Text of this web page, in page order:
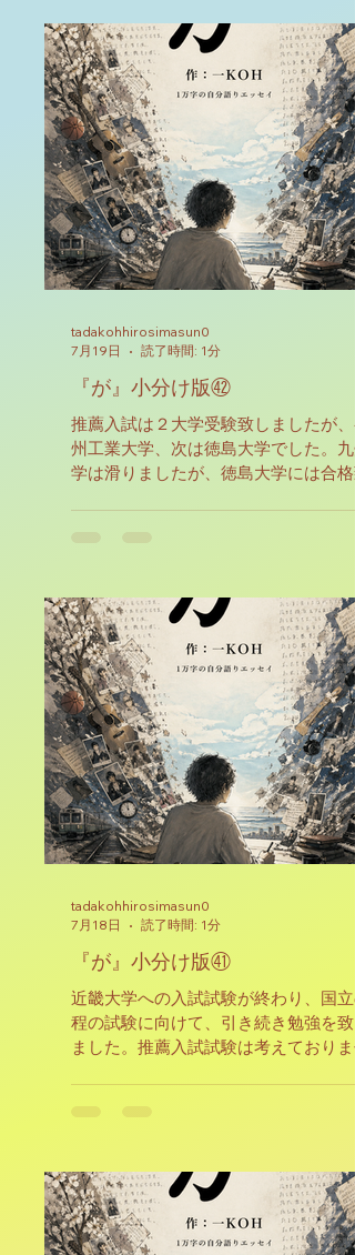
ことに私自身を初め、周りも全く気付
りませんでしたが、よくよく考えると
暮らしぶりであったと反省致しており
分自身を周りが理想とする姿で演じる
現在の私は出来なくなってしまったと
ります。
『が』小分け版㊷
推薦入試は２大学受験致しましたが、
州工業大学、次は徳島大学でした。九
学は滑りましたが、徳島大学には合格
て頑張る、その姿が私自身も好きであ
ので、しっかりと付き合っておりまし
生活３年間は自分自身本来を隠して、
生きてきた３年間であったと振り返っ
じております。
tadakohhirosimasun0
7月19日
読了時間: 1分
『が』小分け版㊶
近畿大学への入試試験が終わり、国立
程の試験に向けて、引き続き勉強を致
ました。推薦入試試験は考えておりま
学でした。試験は数学の専門面接試験
答えられないことはございませんでし
念ながらその大学との巡り合わせはご
んでした。その大学に合格することが
tadakohhirosimasun0
7月18日
読了時間: 1分